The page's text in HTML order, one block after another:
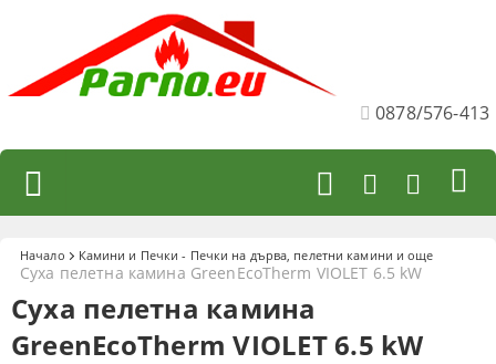
0878/576-413
Начало Камини и Печки - Печки на дърва, пелетни камини и още
Суха пелетна камина GreenEcoTherm VIOLET 6.5 kW
Суха пелетна камина
GreenEcoTherm VIOLET 6.5 kW